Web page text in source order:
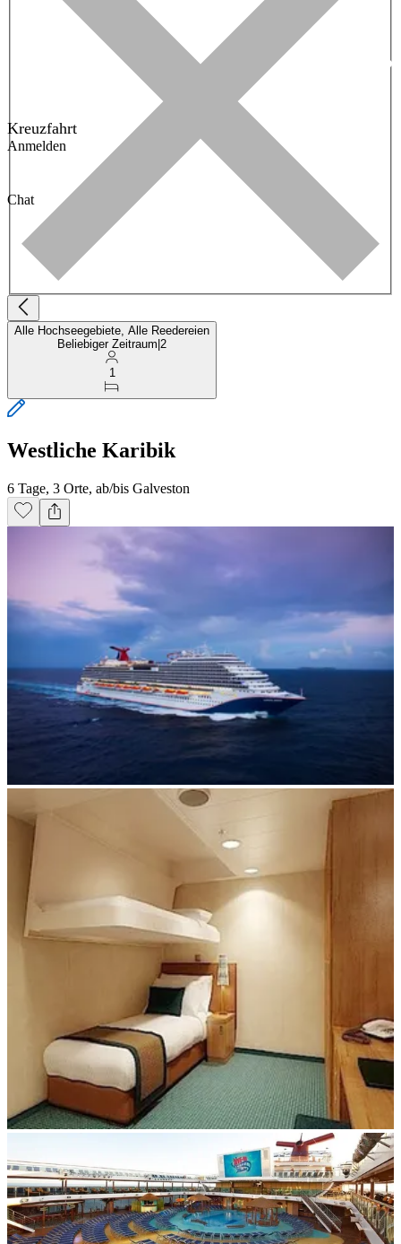
Kreuzfahrt
Anmelden
Chat
Alle Hochseegebiete, Alle Reedereien
Beliebiger Zeitraum 2
1
Westliche Karibik
6 Tage, 3 Orte, ab/bis Galveston